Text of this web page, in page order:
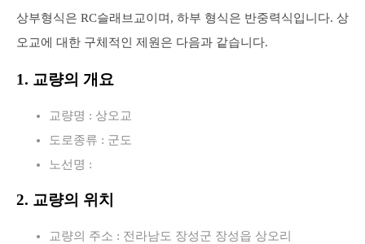
상부형식은 RC슬래브교이며, 하부 형식은 반중력식입니다. 상
오교에 대한 구체적인 제원은 다음과 같습니다.
1. 교량의 개요
교량명 : 상오교
도로종류 : 군도
노선명 :
2. 교량의 위치
교량의 주소 : 전라남도 장성군 장성읍 상오리